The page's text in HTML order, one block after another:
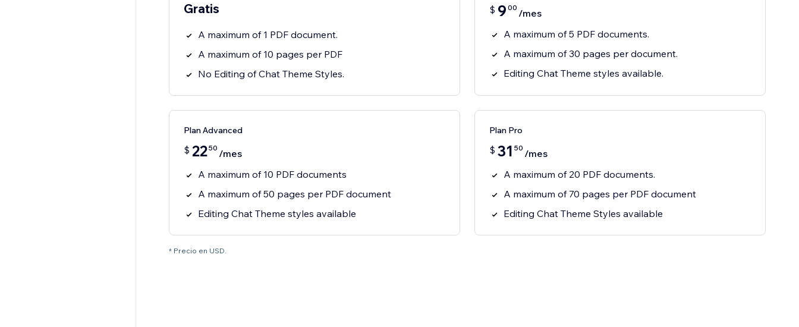
Gratis
A maximum of 1 PDF document.
A maximum of 10 pages per PDF
No Editing of Chat Theme Styles.
$ 9 00 /mes
A maximum of 5 PDF documents.
A maximum of 30 pages per document.
Editing Chat Theme styles available.
Plan Advanced
$ 2250 /mes
A maximum of 10 PDF documents
A maximum of 50 pages per PDF document
Editing Chat Theme styles available
Plan Pro
$ 31 50 /mes
A maximum of 20 PDF documents.
A maximum of 70 pages per PDF document
Editing Chat Theme Styles available
* Precio en USD.